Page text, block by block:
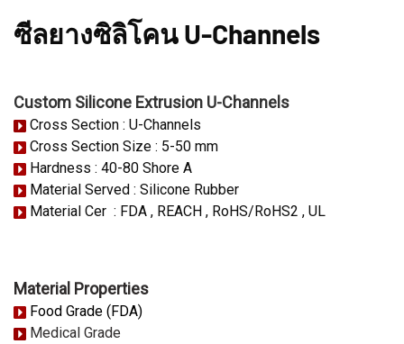
ซีลยางซิลิโคน U-Channels
Custom Silicone Extrusion U-Channels
Cross Section : U-Channels
Cross Section Size : 5-50 mm
Hardness : 40-80 Shore A
Material Served : Silicone Rubber
Material Cer : FDA , REACH , RoHS/RoHS2 , UL
Material Properties
Food Grade (FDA)
Medical Grade